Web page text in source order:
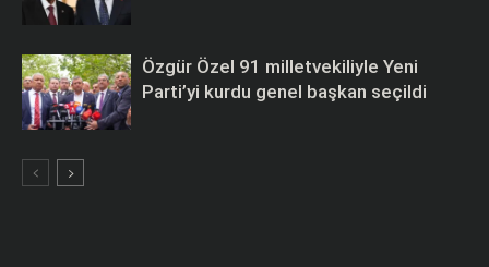
Özgür Özel 91 milletvekiliyle Yeni
Parti’yi kurdu genel başkan seçildi